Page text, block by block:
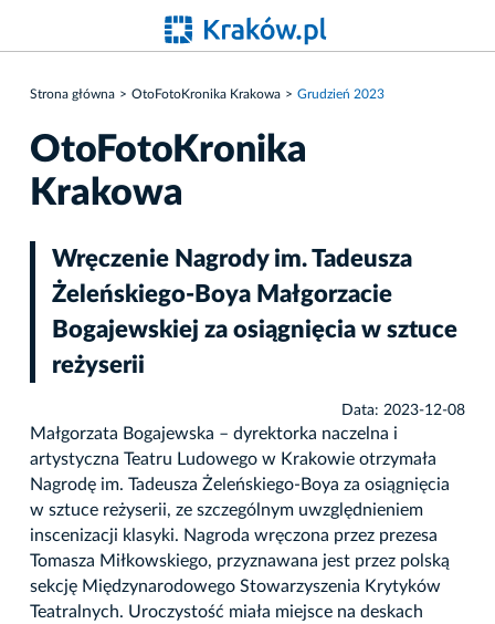
Strona główna OtoFotoKronika Krakowa Grudzień 2023
OtoFotoKronika
Krakowa
Wręczenie Nagrody im. Tadeusza
Żeleńskiego-Boya Małgorzacie
Bogajewskiej za osiągnięcia w sztuce
reżyserii
Data: 2023-12-08
Małgorzata Bogajewska – dyrektorka naczelna i
artystyczna Teatru Ludowego w Krakowie otrzymała
Nagrodę im. Tadeusza Żeleńskiego-Boya za osiągnięcia
w sztuce reżyserii, ze szczególnym uwzględnieniem
inscenizacji klasyki. Nagroda wręczona przez prezesa
Tomasza Miłkowskiego, przyznawana jest przez polską
sekcję Międzynarodowego Stowarzyszenia Krytyków
Teatralnych. Uroczystość miała miejsce na deskach